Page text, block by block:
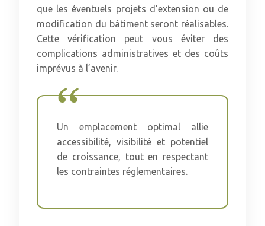
que les éventuels projets d’extension ou de
modification du bâtiment seront réalisables.
Cette vérification peut vous éviter des
complications administratives et des coûts
imprévus à l’avenir.
Un emplacement optimal allie
accessibilité, visibilité et potentiel
de croissance, tout en respectant
les contraintes réglementaires.